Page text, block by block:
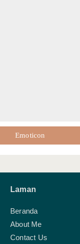
Emoticon
Laman
Beranda
About Me
Contact Us